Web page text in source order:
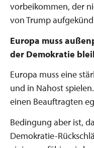
vorbeikommen, der
von Trump
Europa muss
der Demokratie
Europa muss eine
und in Nahost
einen Beauftragten
Bedingung aber ist,
Demokratie-